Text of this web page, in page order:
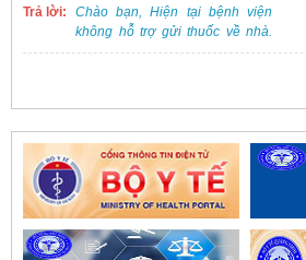
Trả lời:
Chào bạn, Hiện tại bệnh viện
không hỗ trợ gửi thuốc về nhà.
Việc cấp phát thuốc tại bệnh viện
trực tiếp.